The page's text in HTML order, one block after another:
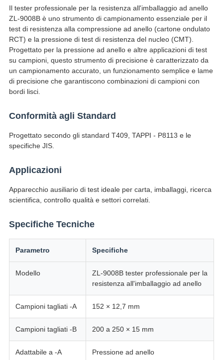
Il tester professionale per la resistenza all'imballaggio ad anello
ZL-9008B è uno strumento di campionamento essenziale per il
test di resistenza alla compressione ad anello (cartone ondulato
RCT) e la pressione di test di resistenza del nucleo (CMT).
Progettato per la pressione ad anello e altre applicazioni di test
su campioni, questo strumento di precisione è caratterizzato da
un campionamento accurato, un funzionamento semplice e lame
di precisione che garantiscono combinazioni di campioni con
bordi lisci.
Conformità agli Standard
Progettato secondo gli standard T409, TAPPI - P8113 e le
specifiche JIS.
Applicazioni
Apparecchio ausiliario di test ideale per carta, imballaggi, ricerca
scientifica, controllo qualità e settori correlati.
Specifiche Tecniche
Parametro Specifiche
Modello
ZL-9008B tester professionale per la
resistenza all'imballaggio ad anello
Campioni tagliati -A 152 × 12,7 mm
Campioni tagliati -B 200 a 250 × 15 mm
Adattabile a -A Pressione ad anello